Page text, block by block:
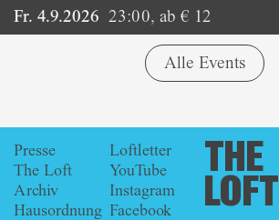
Fr. 4.9.2026 23:00, ab € 12
Alle Events
THE
LOFT
Presse
The Loft
Archiv
Hausordnung
Loftletter
YouTube
Instagram
Facebook